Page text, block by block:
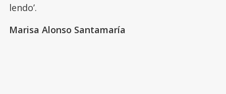
lendo’.
Marisa Alonso Santamaría